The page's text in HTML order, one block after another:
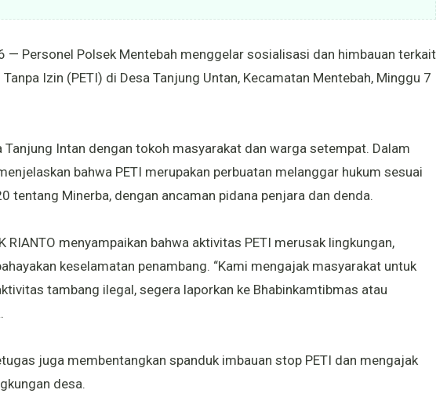
— Personel Polsek Mentebah menggelar sosialisasi dan himbauan terkait
Izin (PETI) di Desa Tanjung Untan, Kecamatan Mentebah, Minggu 7
Tanjung Intan dengan tokoh masyarakat dan warga setempat. Dalam
bahwa PETI merupakan perbuatan melanggar hukum sesuai
tentang Minerba, dengan ancaman pidana penjara dan denda.
RIANTO menyampaikan bahwa aktivitas PETI merusak lingkungan,
keselamatan penambang. “Kami mengajak masyarakat untuk
tambang ilegal, segera laporkan ke Bhabinkamtibmas atau
juga membentangkan spanduk imbauan stop PETI dan mengajak
desa.